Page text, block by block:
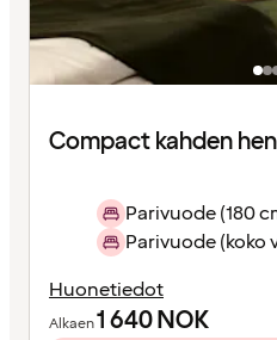
Compact kahden
Parivuode (180
Parivuode (koko
Huonetiedot
Alkaen1 640NOK